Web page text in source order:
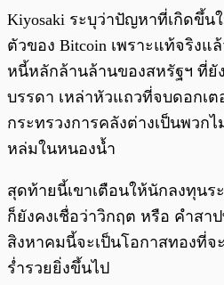
Kiyosaki ระบุว่าปัญหาที่เกิดขึ้
ตัวของ Bitcoin เพราะแท้จริง
หนี้หลักล้านล้านของสหรัฐฯ ที่
บรรดา เหล่าหัวแถวที่จบดอกเ
กระทรวงการคลังต่างเป็นพวก
หล่มในหนองน้ำ
สุดท้ายนี้เขาเตือนให้นักลงทุนร
ก็ยังคงเชื่อว่าวิกฤต หรือ คำสา
สิงหาคมนี้จะเป็นโอกาสทองที่จ
ร่ำรวยยิ่งขึ้นไป